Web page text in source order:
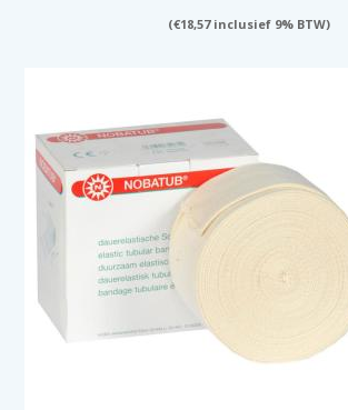
(€18,57inclusief 9% BTW)